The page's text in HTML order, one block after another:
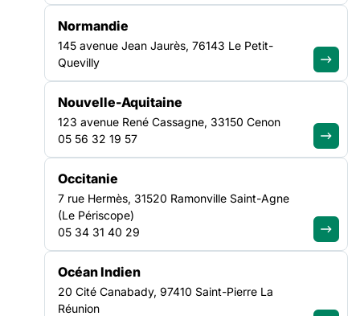
Vous avez des
questions ?
Découvrir notre FAQ
Recevez chaque mois les analyses,
décryptages et positionnements de
la FAS
LA FÉDÉRATION
Normandie
145 avenue Jean Jaurès, 76143 Le Petit-
Quevilly
Nouvelle-Aquitaine
123 avenue René Cassagne, 33150 Cenon
05 56 32 19 57
Occitanie
7 rue Hermès, 31520 Ramonville Saint-Agne
(Le Périscope)
05 34 31 40 29
Océan Indien
20 Cité Canabady, 97410 Saint-Pierre La
Réunion